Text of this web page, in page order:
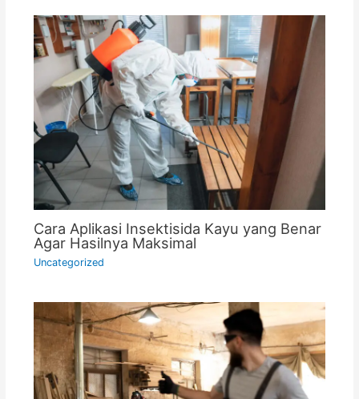
Cara Aplikasi Insektisida Kayu yang Benar
Agar Hasilnya Maksimal
Uncategorized